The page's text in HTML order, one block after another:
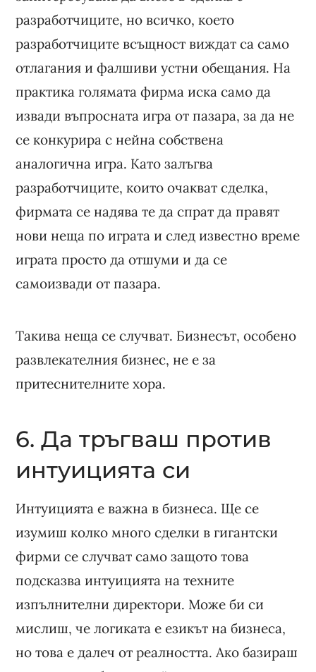
разработчиците, но всичко, което
разработчиците всъщност виждат са само
отлагания и фалшиви устни обещания. На
практика голямата фирма иска само да
извади въпросната игра от пазара, за да не
се конкурира с нейна собствена
аналогична игра. Като залъгва
разработчиците, които очакват сделка,
фирмата се надява те да спрат да правят
нови неща по играта и след известно време
играта просто да отшуми и да се
самоизвади от пазара.
Такива неща се случват. Бизнесът, особено
развлекателния бизнес, не е за
притеснителните хора.
6. Да тръгваш против
интуицията си
Интуицията е важна в бизнеса. Ще се
изумиш колко много сделки в гигантски
фирми се случват само защото това
подсказва интуицията на техните
изпълнителни директори. Може би си
мислиш, че логиката е езикът на бизнеса,
но това е далеч от реалността. Ако базираш